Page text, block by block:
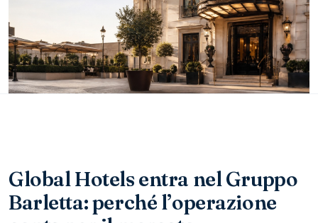
Global Hotels entra nel Gruppo
Barletta: perché l’operazione